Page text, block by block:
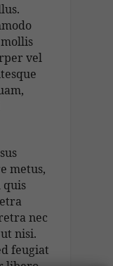
vel
metus,
quis
nec
nisi.
feugiat